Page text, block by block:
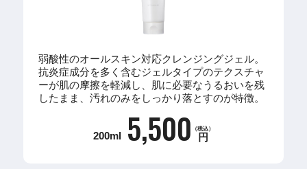
弱酸性のオールスキン対応クレンジングジェル。
抗炎症成分を多く含むジェルタイプのテクスチャ
ーが肌の摩擦を軽減し、肌に必要なうるおいを残
したまま、汚れのみをしっかり落とすのが特徴。
200ml 5,500 （税込）
円